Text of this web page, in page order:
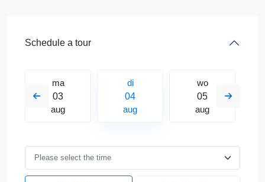
Schedule a tour
ma
03
aug
di
04
aug
wo
05
aug